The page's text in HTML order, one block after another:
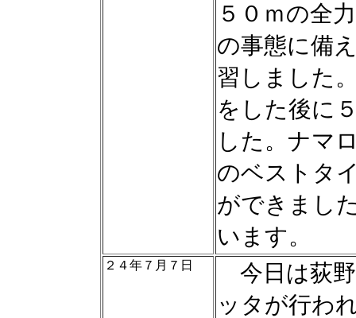
５０ｍの全
の事態に備
習しました
をした後に
した。ナマ
のベストタ
ができまし
います。
２４年７月７日
今日は荻
ッタが行わ